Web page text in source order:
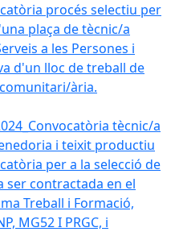
procés selectiu per
plaça de tècnic/a
a les Persones i
d'un lloc de treball de
ària.
tècnic/a
i teixit productiu
per a la selecció de
ser contractada en el
Treball i Formació,
MG52 I PRGC, i